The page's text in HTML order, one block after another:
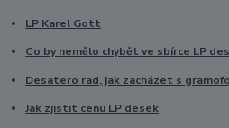
LP Karel Gott
Co by nemělo chybět ve sbírce LP
Desatero rad, jak zacházet s
Jak zjistit cenu LP desek